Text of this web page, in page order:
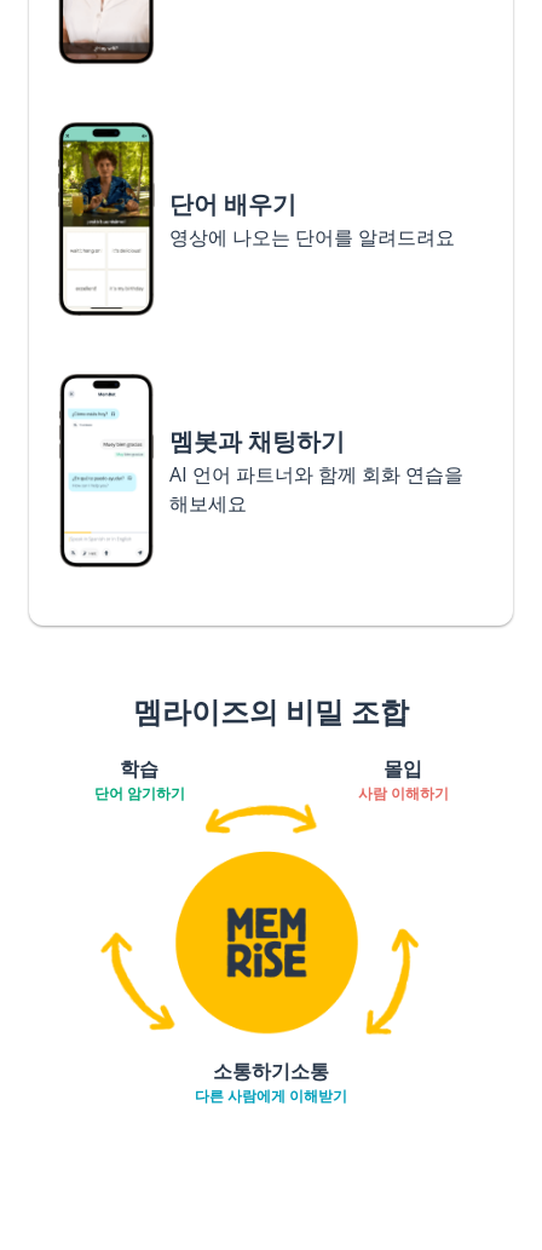
단어 배우기
영상에 나오는 단어를 알려드려요
멤봇과 채팅하기
AI 언어 파트너와 함께 회화 연습을
해보세요
멤라이즈의 비밀 조합
학습
단어 암기하기
몰입
사람 이해하기
소통하기소통
다른 사람에게 이해받기